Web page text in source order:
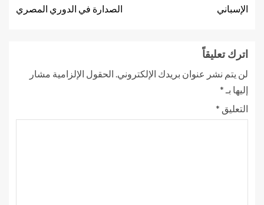
الإسباني
الصدارة في الدوري المصري
اترك تعليقاً
لن يتم نشر عنوان بريدك الإلكتروني. الحقول الإلزامية مشار
إليها بـ *
التعليق *